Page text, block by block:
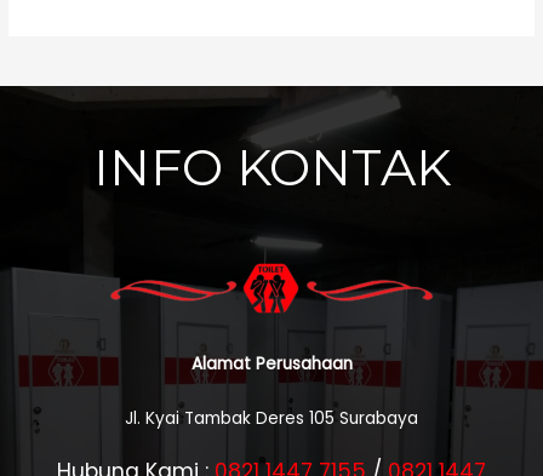
INFO KONTAK
Alamat Perusahaan
Jl. Kyai Tambak Deres 105 Surabaya